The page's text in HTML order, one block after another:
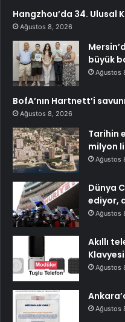
Hangzhou’da 34. Ulusal
Ağustos 8, 2026
büyük
Ağustos
BofA’nın Hartnett’i
Ağustos 8, 2026
Tarihin
milyon
Ağustos
Dünya
ediyor,
Ağustos
Akıllı
Ağustos
Ağustos